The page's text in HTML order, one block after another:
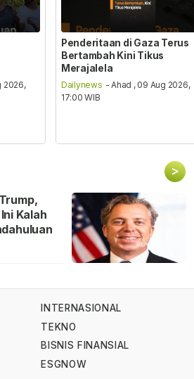
2026,
Penderitaan di Gaza Terus
Bertambah Kini Tikus
Merajalela
Dailynews - Ahad , 09 Aug 2026,
17:00 WIB
>
Kalah
INTERNASIONAL
TEKNO
BISNIS FINANSIAL
ESGNOW